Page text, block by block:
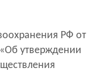
РФ от
утверждении